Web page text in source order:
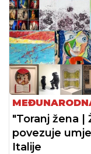
"Toranj žena
povezuje
Italije